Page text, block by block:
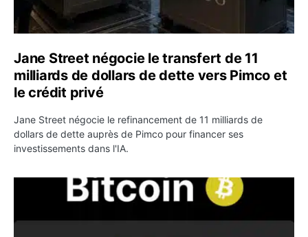
Jane Street négocie le transfert de 11
milliards de dollars de dette vers Pimco et
le crédit privé
Jane Street négocie le refinancement de 11 milliards de
dollars de dette auprès de Pimco pour financer ses
investissements dans l'IA.
Bitcoin stagne à 64 000 dollars pendant que les